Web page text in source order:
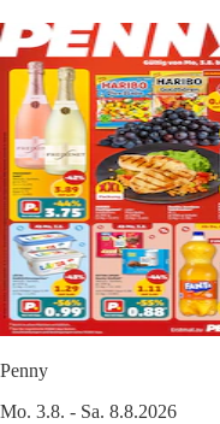
Penny
Mo. 3.8. - Sa. 8.8.2026